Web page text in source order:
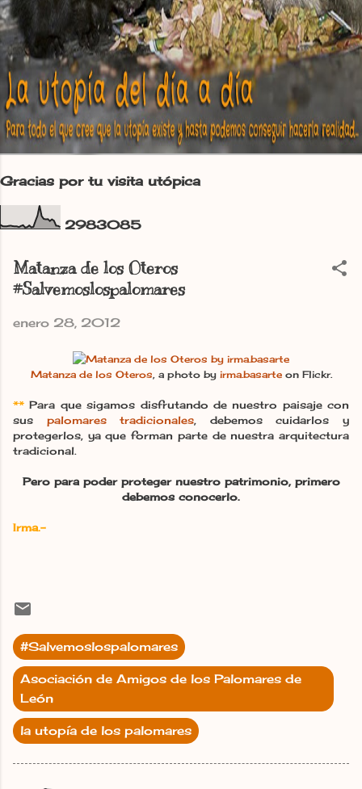
Gracias por tu visita utópica
2983085
Matanza de los Oteros
#Salvemoslospalomares
enero 28, 2012
Matanza de los Oteros , a photo by irma.basarteon Flickr.
** Para que sigamos disfrutando de nuestro paisaje con
sus palomares tradicionales, debemos cuidarlos y
protegerlos, ya que forman parte de nuestra arquitectura
tradicional.
Pero para poder proteger nuestro patrimonio, primero
debemos conocerlo.
Irma.-
#Salvemoslospalomares
Asociación de Amigos de los Palomares de
León
la utopía de los palomares